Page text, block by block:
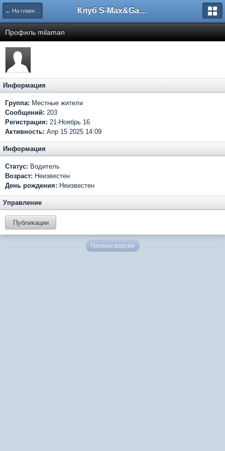
← На главную Клуб S-Max&Galaxy
Профиль milaman
Информация
Группа: Местные жители
Сообщений: 203
Регистрация: 21-Ноябрь 16
Активность: Апр 15 2025 14:09
Информация
Статус: Водитель
Возраст: Неизвестен
День рождения: Неизвестен
Управление
Публикации
Полная версия